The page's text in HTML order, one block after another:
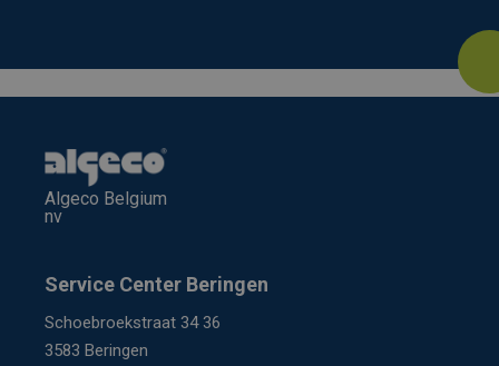
Algeco Belgium
nv
Service Center Beringen
Schoebroekstraat 34 36
3583 Beringen